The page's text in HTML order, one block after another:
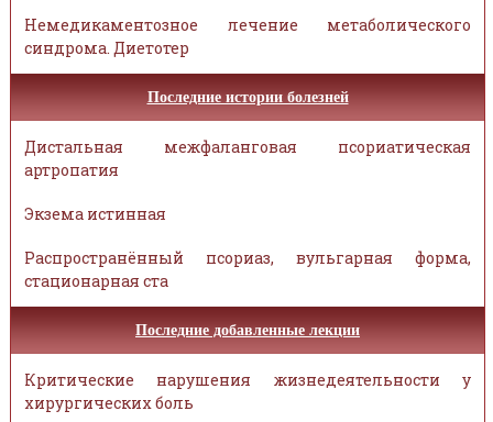
Немедикаментозное лечение метаболического
синдрома. Диетотер
Последние истории болезней
Дистальная межфаланговая псориатическая
артропатия
Экзема истинная
Распространённый псориаз, вульгарная форма,
стационарная ста
Последние добавленные лекции
Критические нарушения жизнедеятельности у
хирургических боль